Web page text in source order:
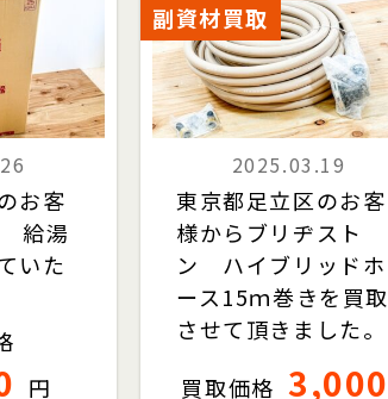
お客
給湯
いた
円
副資材買取
2025.03.19
東京都足立区のお客
様からブリヂスト
ン ハイブリッドホ
ース15ｍ巻きを買取
させて頂きました。
買取価格 3,000